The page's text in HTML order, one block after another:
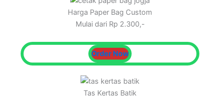
Harga Paper Bag Custom
Mulai dari Rp 2.300,-
Order Now
Tas Kertas Batik